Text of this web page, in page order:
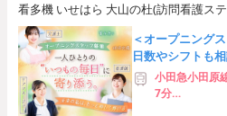
看多機 いせはら 大山の杜(訪問看護ス
ン けやきの杜 pairpear 併設)
＜オープニング
日数やシフトも
援あり／制服貸
小田急小田原
7分